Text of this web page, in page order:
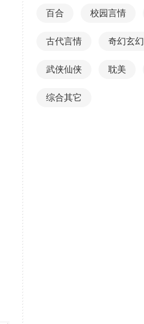
百合 校园言情
古代言情 奇幻玄幻
武侠仙侠 耽美
综合其它